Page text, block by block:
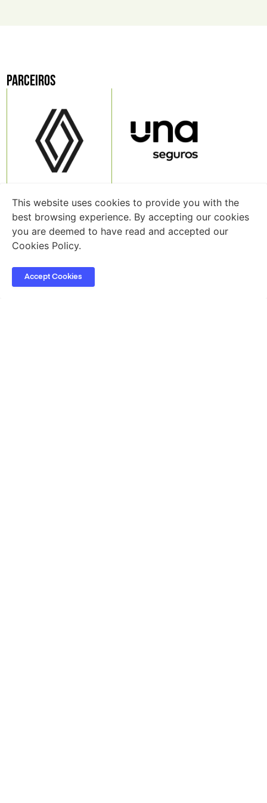
This website uses cookies to provide you with the
best browsing experience. By accepting our cookies
you are deemed to have read and accepted our
Cookies Policy.
Accept Cookies
PARCEIROS